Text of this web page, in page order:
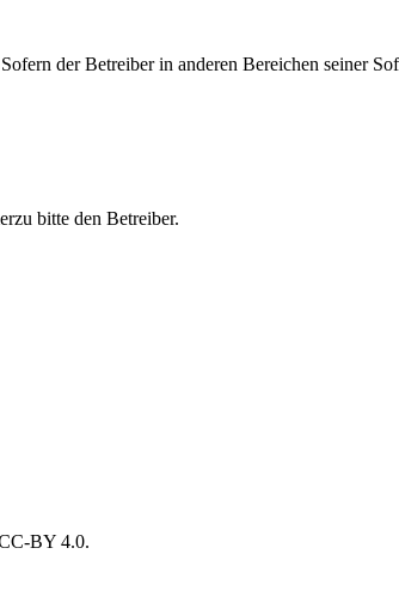
der Betreiber in anderen Bereichen seiner
bitte den Betreiber.
BY 4.0.